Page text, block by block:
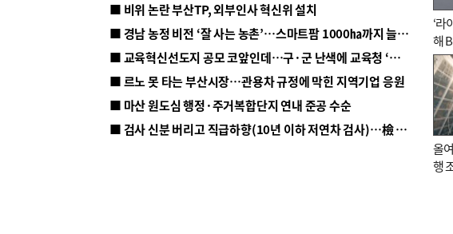
■ 비위 논란 부산TP, 외부인사 혁신위 설치
■ 경남 농정 비전 ‘잘 사는 농촌’…스마트팜 1000㏊까지 늘린다
■ 교육혁신선도지 공모 코앞인데…구·군 난색에 교육청 ‘쩔쩔’
■ 르노 못 타는 부산시장…관용차 규정에 막힌 지역기업 응원
■ 마산 원도심 행정·주거복합단지 연내 준공 수순
■ 검사 신분 버리고 직급하향(10년 이하 저연차 검사)…檢 중수청행 기피
‘라
해
올
행